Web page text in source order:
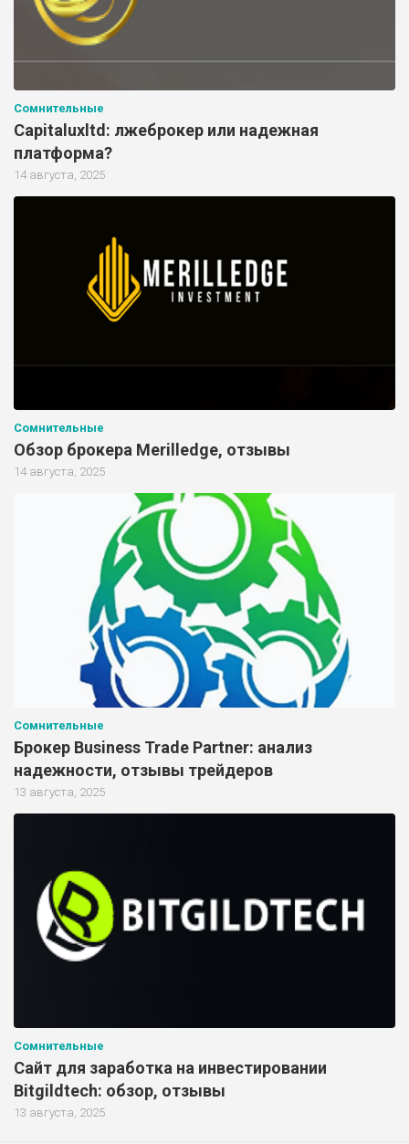
Сомнительные
Capitaluxltd: лжеброкер или надежная
платформа?
14 августа, 2025
Сомнительные
Обзор брокера Merilledge, отзывы
14 августа, 2025
Сомнительные
Брокер Business Trade Partner: анализ
надежности, отзывы трейдеров
13 августа, 2025
Сомнительные
Сайт для заработка на инвестировании
Bitgildtech: обзор, отзывы
13 августа, 2025